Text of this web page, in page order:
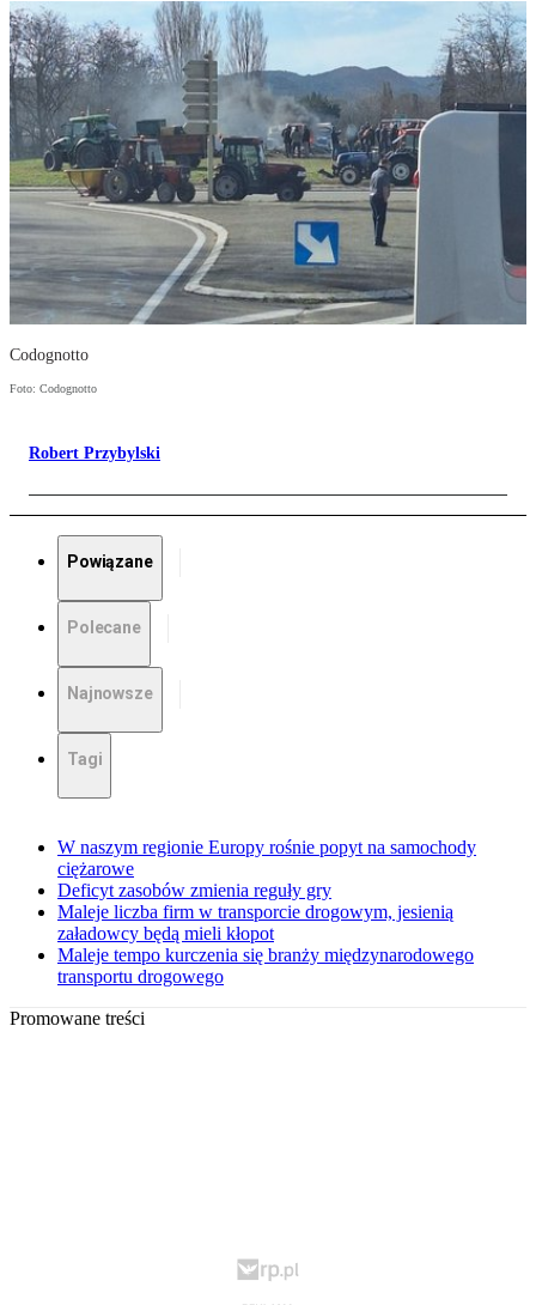
Codognotto
Foto: Codognotto
Robert Przybylski
Powiązane
Polecane
Najnowsze
Tagi
W naszym regionie Europy rośnie popyt na samochody
ciężarowe
Deficyt zasobów zmienia reguły gry
Maleje liczba firm w transporcie drogowym, jesienią
załadowcy będą mieli kłopot
Maleje tempo kurczenia się branży międzynarodowego
transportu drogowego
Promowane treści